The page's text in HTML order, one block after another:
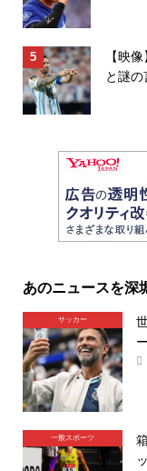
【映
と謎
あのニュースを深
サッカー
一般スポーツ